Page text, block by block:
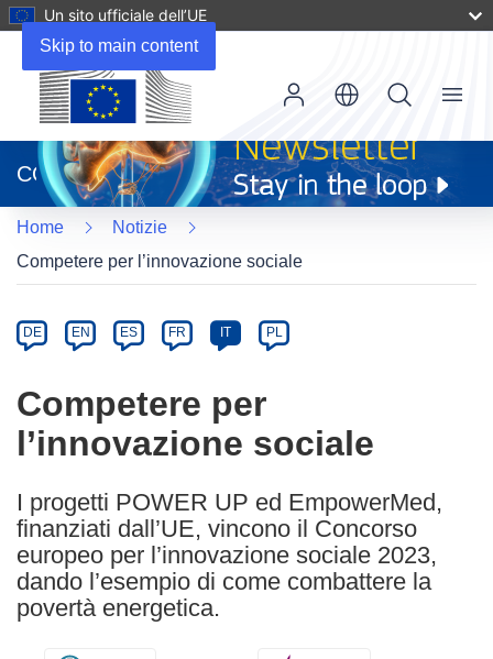
Skip to main content
Un sito ufficiale dell’UE
apre
in
una
nuova
finestra)
CORDIS
Menu
Home
Notizie
Competere per l’innovazione sociale
Category
Article
available
the
following
languages:
DE EN ES FR IT PL
Competere per
l’innovazione sociale
I progetti POWER UP ed EmpowerMed,
finanziati dall’UE, vincono il Concorso
europeo per l’innovazione sociale 2023,
dando l’esempio di come combattere la
povertà energetica.